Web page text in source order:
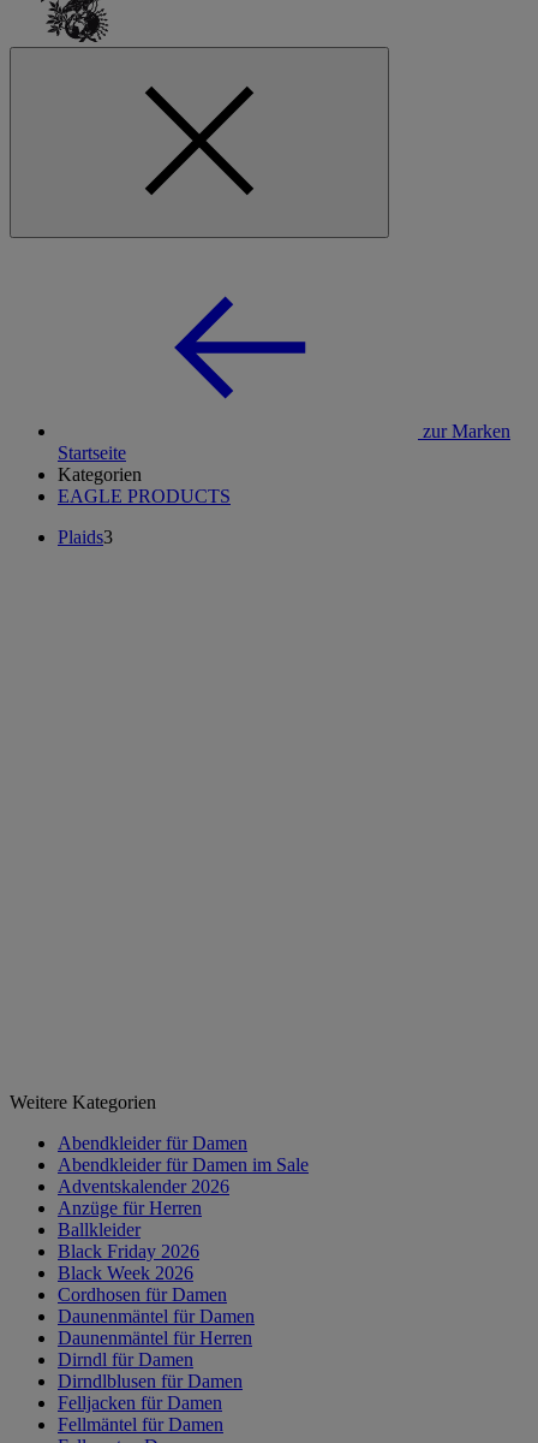
zur Marken
Startseite
Kategorien
EAGLE PRODUCTS
Plaids3
Weitere Kategorien
Abendkleider für Damen
Abendkleider für Damen im Sale
Adventskalender 2026
Anzüge für Herren
Ballkleider
Black Friday 2026
Black Week 2026
Cordhosen für Damen
Daunenmäntel für Damen
Daunenmäntel für Herren
Dirndl für Damen
Dirndlblusen für Damen
Felljacken für Damen
Fellmäntel für Damen